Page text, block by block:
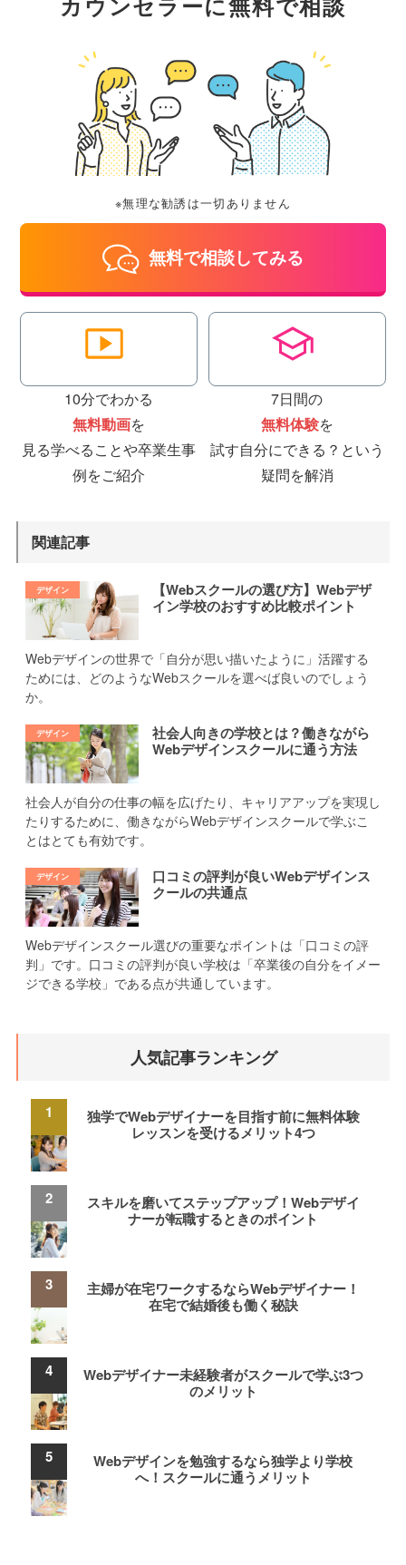
※無理な勧誘は一切ありません
無料で相談してみる
10分でわかる
無料動画を
見る学べることや卒業生事
例をご紹介
7日間の
無料体験を
試す自分にできる？という
疑問を解消
関連記事
【Webスクールの選び方】Webデザ
イン学校のおすすめ比較ポイント
Webデザインの世界で「自分が思い描いたように」活躍する
ためには、どのようなWebスクールを選べば良いのでしょう
か。
社会人向きの学校とは？働きながら
Webデザインスクールに通う方法
社会人が自分の仕事の幅を広げたり、キャリアアップを実現し
たりするために、働きながらWebデザインスクールで学ぶこ
とはとても有効です。
口コミの評判が良いWebデザインス
クールの共通点
Webデザインスクール選びの重要なポイントは「口コミの評
判」です。口コミの評判が良い学校は「卒業後の自分をイメー
ジできる学校」である点が共通しています。
人気記事ランキング
独学でWebデザイナーを目指す前に無料体験
レッスンを受けるメリット4つ
スキルを磨いてステップアップ！Webデザイ
ナーが転職するときのポイント
主婦が在宅ワークするならWebデザイナー！
在宅で結婚後も働く秘訣
Webデザイナー未経験者がスクールで学ぶ3つ
のメリット
Webデザインを勉強するなら独学より学校
へ！スクールに通うメリット